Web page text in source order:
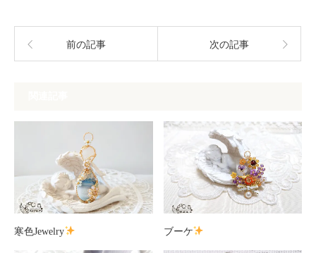
前の記事 次の記事
寒色Jewelry ブーケ